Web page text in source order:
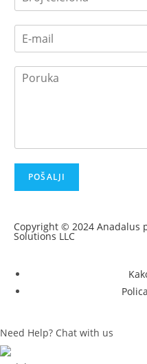
s
POŠALJI
Copyright © 2024 Anadalus
Solutions LLC
Need Help? Chat with us